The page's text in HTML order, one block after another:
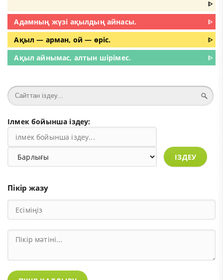
ᐈ
Адамның жүзі ақылдың айнасы.
ᐈ
Ақыл — арман, ой — өріс.
ᐈ
Ақыл айнымас, алтын шірімес.
ᐈ
Ілмек бойынша іздеу:
ІЗДЕУ
Пікір жазу